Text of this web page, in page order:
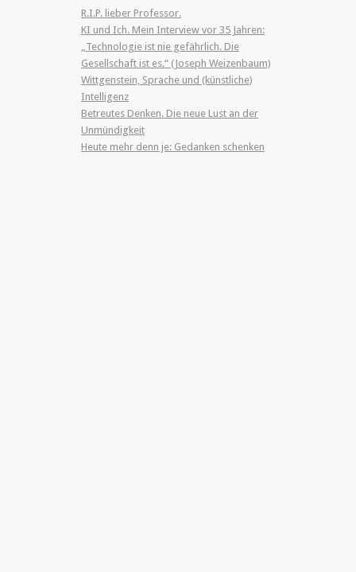
R.I.P. lieber Professor.
KI und Ich. Mein Interview vor 35 Jahren:
„Technologie ist nie gefährlich. Die
Gesellschaft ist es.“ (Joseph Weizenbaum)
Wittgenstein, Sprache und (künstliche)
Intelligenz
Betreutes Denken. Die neue Lust an der
Unmündigkeit
Heute mehr denn je: Gedanken schenken